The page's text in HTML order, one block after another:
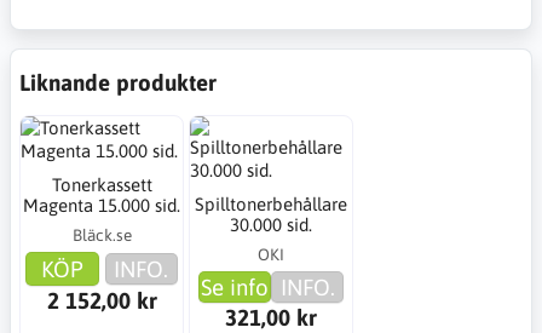
Liknande produkter
Tonerkassett
Magenta 15.000 sid.
Bläck.se
KÖP
INFO.
2 152,00 kr
Spilltonerbehållare
30.000 sid.
OKI
Se info INFO.
321,00 kr